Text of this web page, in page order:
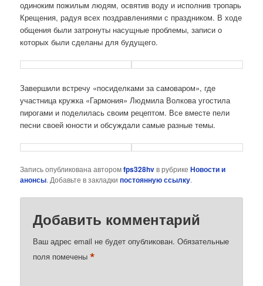
одиноким пожилым людям, освятив воду и исполнив тропарь
Крещения, радуя всех поздравлениями с праздником. В ходе
общения были затронуты насущные проблемы, записи о
которых были сделаны для будущего.
Завершили встречу «посиделками за самоваром», где
участница кружка «Гармония» Людмила Волкова угостила
пирогами и поделилась своим рецептом. Все вместе пели
песни своей юности и обсуждали самые разные темы.
Запись опубликована авторомfps328hvв рубрикеНовости и
анонсы. Добавьте в закладкипостоянную ссылку.
Добавить комментарий
Ваш адрес email не будет опубликован. Обязательные
поля помечены*